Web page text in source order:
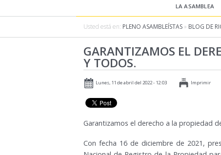
LA ASAMBLEA
Usted está en: PLENO ASAMBLEÍSTAS » BLOG DE
GARANTIZAMOS EL
Y TODOS.
Lunes, 11 de abril del 2022 - 12:03 Imprimir
Garantizamos el derecho a la propiedad
Con fecha 16 de diciembre de 2021,